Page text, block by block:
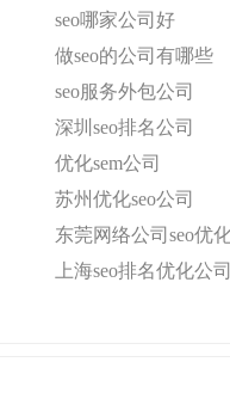
seo哪家公司好
做seo的公司有哪些
seo服务外包公司
深圳seo排名公司
优化sem公司
苏州优化seo公司
东莞网络公司seo优
上海seo排名优化公